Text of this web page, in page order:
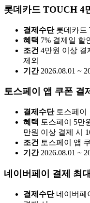
롯데카드 TOUCH 4
결제수단 롯데카드
혜택 7% 결제일 할
조건 4만원 이상 결
제외
기간 2026.08.01 ~
토스페이 앱 쿠폰 결
결제수단 토스페이
혜택 토스페이 5만
만원 이상 결제 시
조건 토스페이 앱
기간 2026.08.01 ~
네이버페이 결제 최
결제수단 네이버페